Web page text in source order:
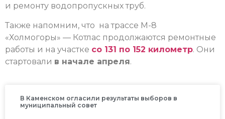
и ремонту водопропускных труб.
Также напомним, что на трассе М-8
«Холмогоры» — Котлас продолжаются ремонтные
работы и на участке со 131 по 152 километр. Они
стартовали в начале апреля.
В Каменском огласили результаты выборов в
муниципальный совет